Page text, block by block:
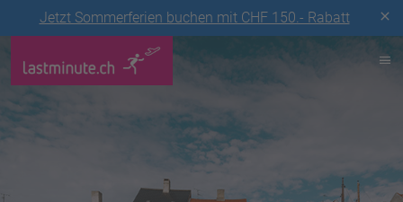
Jetzt Sommerferien buchen mit CHF 150.- Rabatt